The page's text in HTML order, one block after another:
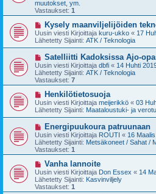
t
i
v
i
e
s
t
i
muutokset, ym.
Vastaukset: 1
U
u
s
i
v
e
s
t
Kysely maanviljelijöiden
Uusin viesti Kirjoittaja kuru-ukko « 17
Lähetetty Sijainti: ATK / Teknologia
U
u
s
i
v
e
s
t
Satelliitti Kadoksissa Ajo-
Uusin viesti Kirjoittaja dbfi « 14 Huhti
Lähetetty Sijainti: ATK / Teknologia
Vastaukset: 7
U
u
s
i
v
e
s
t
Henkilötietosuoja
Uusin viesti Kirjoittaja meijerikkö « 03
Lähetetty Sijainti: Maataloustuki- ja
U
u
s
i
v
s
t
i
Energipuukoura patruunaan
Uusin viesti Kirjoittaja ROUTI « 16
Lähetetty Sijainti: Metsäkoneet / Sahat /
Vastaukset: 1
U
u
s
i
v
Vanha lannoite
Uusin viesti Kirjoittaja Don Essex « 14
Lähetetty Sijainti: Kasvinviljely
Vastaukset: 1